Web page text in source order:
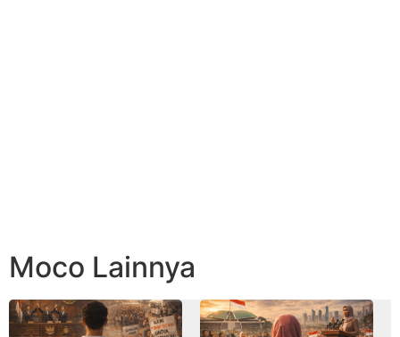
Moco Lainnya